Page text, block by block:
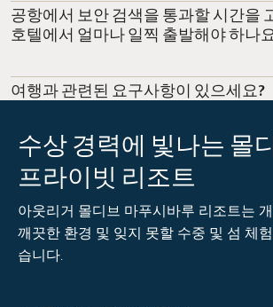
공항에서 보안 검색을 통과할 시간을
호텔에서 얼마나 일찍 출발해야 하나
여행과 관련된 요구사항이 있으세요?
수상 경력에 빛나는 몰
프라이빗 리조트
아웃리거 몰디브 마푸시바루 리조트는
깨끗한 환경 및 잊지 못할 수중 및 섬 체
습니다.